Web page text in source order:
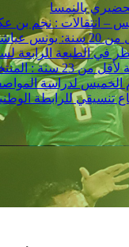
بالنمسا
– انتقالات : نجم
عالمية
الخميس لدراسة